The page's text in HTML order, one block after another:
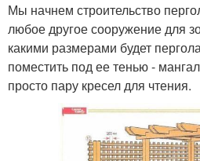
Мы начнем строительство
любое другое сооружение для
какими размерами будет
поместить под ее тенью -
просто пару кресел для чтения.